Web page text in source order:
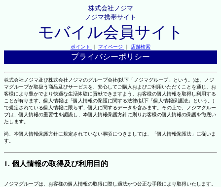
株式会社ノジマ
ノジマ携帯サイト
モバイル会員サイト
ポイント ｜ マイページ ｜ 店舗検索
プライバシーポリシー
株式会社ノジマ及び株式会社ノジマのグループ会社(以下「ノジマグループ」という。)は、ノジ
マグループが取扱う商品及びサービスを、安心してご購入およびご利用いただくことを通じ、お
客様により豊かでより快適な生活体験に貢献できますよう、お客様の個人情報を取得し利用する
ことが有ります。個人情報は「個人情報の保護に関する法律(以下「個人情報保護法」という。)
で規定されている個人情報に限らず、個人に関するデータを含みます。その上で、ノジマグルー
プは、個人情報の重要性を認識し、本個人情報保護方針に則りお客様の個人情報の保護を徹底い
たします。
尚、本個人情報保護方針に規定されていない事項につきましては、「個人情報保護法」に従いま
す。
1. 個人情報の取得及び利用目的
ノジマグループは、お客様の個人情報の取得に際し適法かつ公正な手段により取得いたします。